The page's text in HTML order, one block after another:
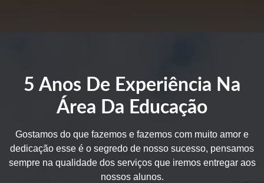
5 Anos De Experiência Na
Área Da Educação
Gostamos do que fazemos e fazemos com muito amor e
dedicação esse é o segredo de nosso sucesso, pensamos
sempre na qualidade dos serviços que iremos entregar aos
nossos alunos.